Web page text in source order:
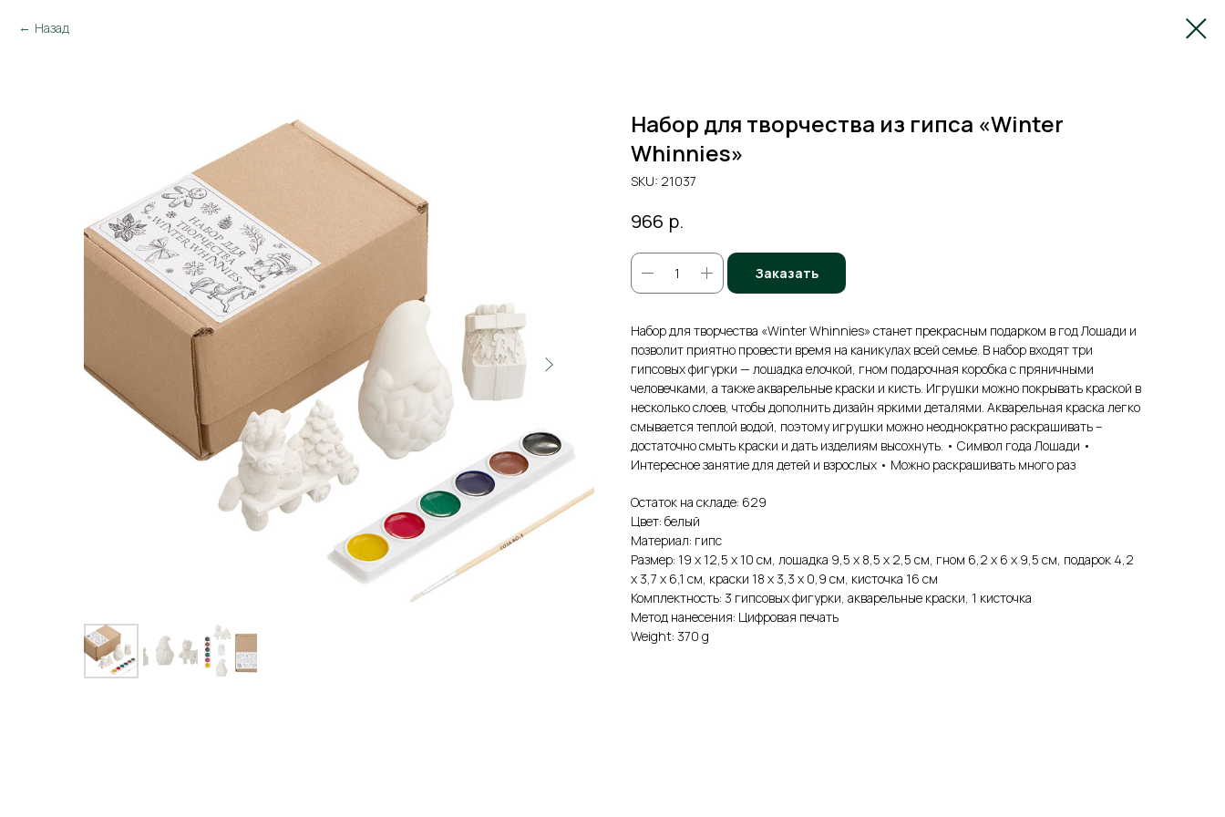
Назад
Набор для творчества из гипса «Winter
Whinnies»
SKU: 21037
966 р.
Заказать
Набор для творчества «Winter Whinnies» станет прекрасным подарком в год Лошади и
позволит приятно провести время на каникулах всей семье. В набор входят три
гипсовых фигурки — лошадка елочкой, гном подарочная коробка с пряничными
человечками, а также акварельные краски и кисть. Игрушки можно покрывать краской в
несколько слоев, чтобы дополнить дизайн яркими деталями. Акварельная краска легко
смывается теплой водой, поэтому игрушки можно неоднократно раскрашивать –
достаточно смыть краски и дать изделиям высохнуть. • Символ года Лошади •
Интересное занятие для детей и взрослых • Можно раскрашивать много раз
Остаток на складе: 629
Цвет: белый
Материал: гипс
Размер: 19 х 12,5 х 10 см, лошадка 9,5 х 8,5 х 2,5 см, гном 6,2 х 6 х 9,5 см, подарок 4,2
х 3,7 х 6,1 см, краски 18 х 3,3 х 0,9 см, кисточка 16 см
Комплектность: 3 гипсовых фигурки, акварельные краски, 1 кисточка
Метод нанесения: Цифровая печать
Weight: 370 g